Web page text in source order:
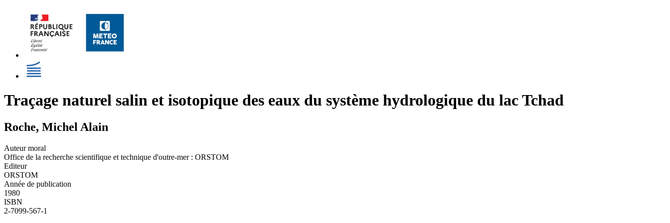
Traçage naturel salin et isotopique des eaux du système hydrologique du lac Tchad
Roche, Michel Alain
Auteur moral
Office de la recherche scientifique et technique d'outre-mer : ORSTOM
Editeur
ORSTOM
Année de publication
1980
ISBN
2-7099-567-1